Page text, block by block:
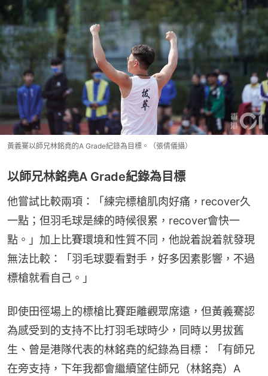
黃義騫以師兄林銘堯的A Grade紀錄為目標。（張倩儀攝）
以師兄林銘堯A Grade紀錄為目標
他嘗試比較兩項：「練完標槍肌肉好痛，recover久
一點；但羽毛球是練的時候很累，recover會快一
點。」加上比賽環境和性質不同，他說着說着就發現
無法比較：「羽毛球要看對手，好多因素影響，不過
標槍就看自己。」
即使田徑場上的標槍比賽距離觀眾席遠，但黃義騫認
為感受到的支持不比打羽毛球時少，同時以男拔舊
生、曾是港隊代表的林銘堯的紀錄為目標：「有師兄
在旁支持，下年我都會繼續望住師兄（林銘堯）A